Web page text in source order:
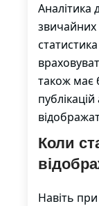
Аналітика
звичайних
також має
Коли
Навіть